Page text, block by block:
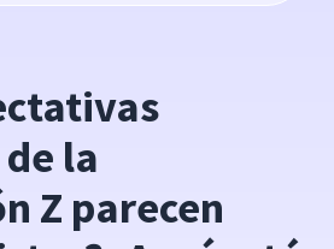
la
Z parecen